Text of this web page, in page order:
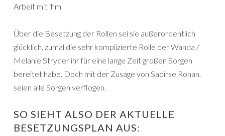
Arbeit mit ihm.
Über die Besetzung der Rollen sei sie außerordentlich
glücklich, zumal die sehr komplizierte Rolle der Wanda /
Melanie Stryder ihr für eine lange Zeit großen Sorgen
bereitet habe. Doch mit der Zusage von Saoirse Ronan,
seien alle Sorgen verflogen.
SO SIEHT ALSO DER AKTUELLE
BESETZUNGSPLAN AUS: